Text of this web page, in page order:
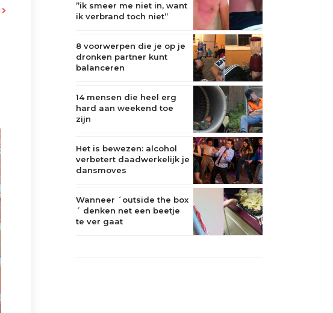
”ik smeer me niet in, want
ik verbrand toch niet”
8 voorwerpen die je op je
dronken partner kunt
balanceren
14 mensen die heel erg
hard aan weekend toe
zijn
Het is bewezen: alcohol
verbetert daadwerkelijk je
dansmoves
Wanneer ´outside the box
´ denken net een beetje
te ver gaat